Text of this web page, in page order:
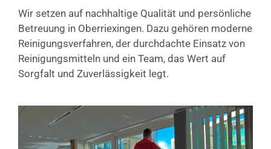
Wir setzen auf nachhaltige Qualität und persönliche
Betreuung in Oberriexingen. Dazu gehören moderne
Reinigungsverfahren, der durchdachte Einsatz von
Reinigungsmitteln und ein Team, das Wert auf
Sorgfalt und Zuverlässigkeit legt.